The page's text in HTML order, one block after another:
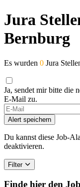
Jura
Bernburg
Es wurden 0 Jura
Ja, sendet mir bitte die
E-Mail zu.
Alert speichern
Du kannst diese Job-
deaktivieren.
Filter
Finde hier den